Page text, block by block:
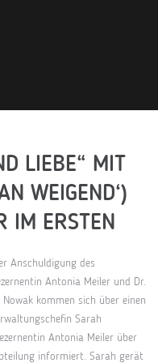
LIEBE“ MIT
WEIGEND‘)
IM ERSTEN
Anschuldigung des
Antonia Meiler und Dr.
kommen sich über einen
Sarah
Antonia Meiler über
informiert. Sarah gerät